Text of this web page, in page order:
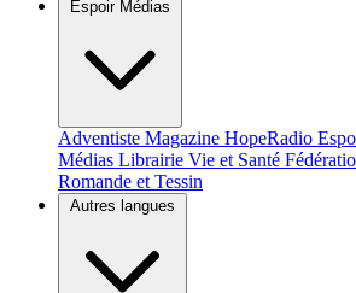
Espoir Médias
Adventiste Magazine HopeRadio
Médias Librairie Vie et Santé
Romande et Tessin
Autres langues